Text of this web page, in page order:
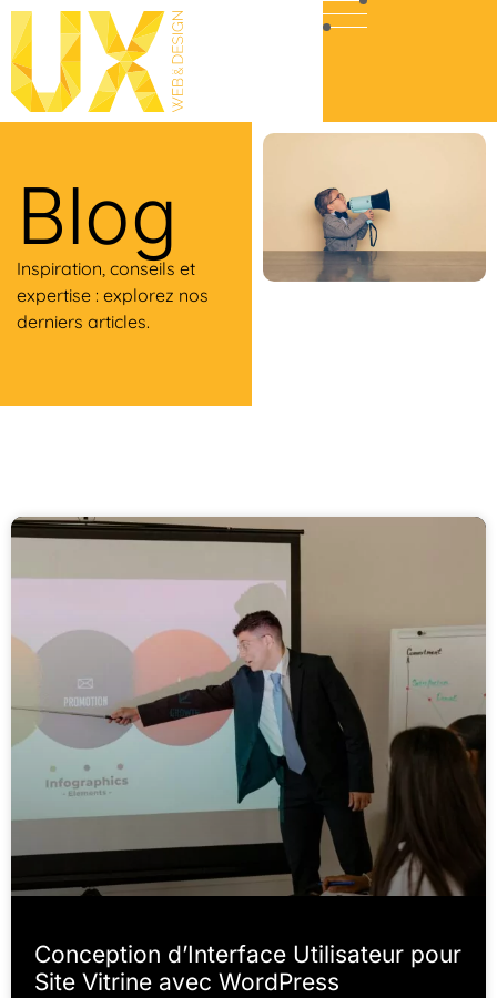
Blog
Inspiration, conseils et
expertise : explorez nos
derniers articles.
Conception d’Interface Utilisateur pour
Site Vitrine avec WordPress